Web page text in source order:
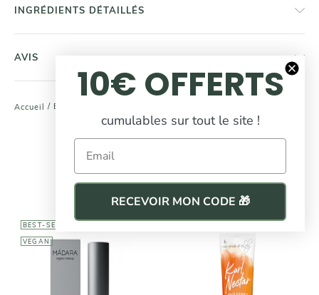
Accueil / Brosse En Loofa Avec Manche Démontable
INGRÉDIENTS DÉTAILLÉS
AVIS
votre routine beauté
BEST-SELLER
VEGAN
10€ OFFERTS
cumulables sur tout le site !
Email
RECEVOIR MON CODE 🎁